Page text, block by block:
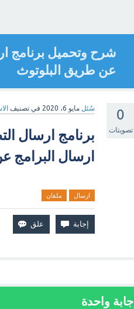
عن طريق البلوتوث
0
تصويتات
سُئل مايو 6، 2020 في تصنيف
ارسال البرامج
ارسال ملفان
إجابة واحدة